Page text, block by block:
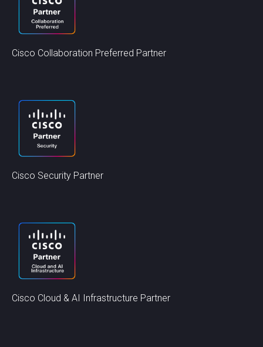
Cisco Collaboration Preferred Partner
Cisco Security Partner
Cisco Cloud & AI Infrastructure Partner